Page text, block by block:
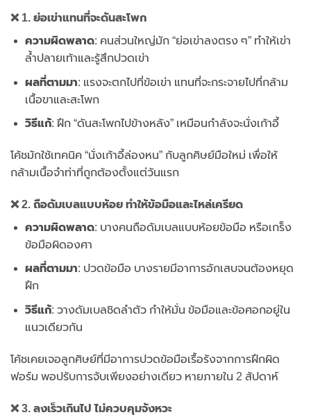
❌ 1. ย่อเข่าแทนที่จะดันสะโพก
ความผิดพลาด: คนส่วนใหญ่มัก “ย่อเข่าลงตรง ๆ” ทำให้เข่า
ล้ำปลายเท้าและรู้สึกปวดเข่า
ผลที่ตามมา: แรงจะตกไปที่ข้อเข่า แทนที่จะกระจายไปที่กล้าม
เนื้อขาและสะโพก
วิธีแก้: ฝึก “ดันสะโพกไปข้างหลัง” เหมือนกำลังจะนั่งเก้าอี้
โค้ชมักใช้เทคนิค “นั่งเก้าอี้ล่องหน” กับลูกศิษย์มือใหม่ เพื่อให้
กล้ามเนื้อจำท่าที่ถูกต้องตั้งแต่วันแรก
❌ 2. ถือดัมเบลแบบห้อย ทำให้ข้อมือและไหล่เครียด
ความผิดพลาด: บางคนถือดัมเบลแบบห้อยข้อมือ หรือเกร็ง
ข้อมือผิดองศา
ผลที่ตามมา: ปวดข้อมือ บางรายมีอาการอักเสบจนต้องหยุด
ฝึก
วิธีแก้: วางดัมเบลชิดลำตัว กำให้มั่น ข้อมือและข้อศอกอยู่ใน
แนวเดียวกัน
โค้ชเคยเจอลูกศิษย์ที่มีอาการปวดข้อมือเรื้อรังจากการฝึกผิด
ฟอร์ม พอปรับการจับเพียงอย่างเดียว หายภายใน 2 สัปดาห์
❌ 3. ลงเร็วเกินไป ไม่ควบคุมจังหวะ